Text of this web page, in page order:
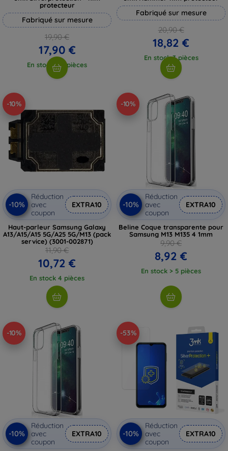
protecteur
Fabriqué sur mesure
19,90 €
17,90 €
En stock > 5 pièces
Fabriqué sur mesure
20,90 €
18,82 €
En stock 3 pièces
-10%
-10%
Réduction
avec
coupon
EXTRA10
Haut-parleur Samsung Galaxy
A13/A15/A15 5G/A25 5G/M13 (pack
service) (3001-002871)
11,90 €
10,72 €
En stock 4 pièces
-10%
-10%
Réduction
avec
coupon
EXTRA10
Beline Coque transparente pour
Samsung M13 M135 4 1mm
9,90 €
8,92 €
En stock > 5 pièces
-10%
-10%
Réduction
avec
coupon
EXTRA10
-53%
-10%
Réduction
avec
coupon
EXTRA10